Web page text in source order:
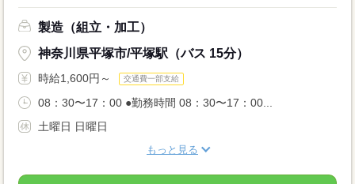
製造（組立・加工）
神奈川県平塚市/平塚駅（バス 15分）
時給1,600円～ 交通費一部支給
08：30〜17：00 ●勤務時間 08：30〜17：00...
土曜日 日曜日
もっと見る